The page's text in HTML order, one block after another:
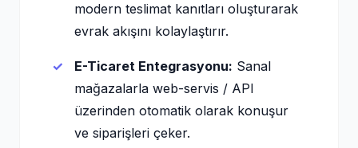
modern teslimat kanıtları oluşturarak
evrak akışını kolaylaştırır.
E-Ticaret Entegrasyonu: Sanal
mağazalarla web-servis / API
üzerinden otomatik olarak konuşur
ve siparişleri çeker.